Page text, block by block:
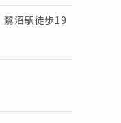
沼駅徒歩19